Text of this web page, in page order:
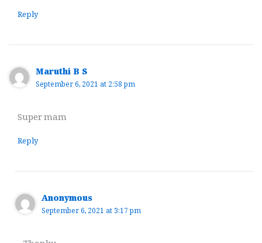
Reply
Maruthi B S
September 6, 2021 at 2:58 pm
Super mam
Reply
Anonymous
September 6, 2021 at 3:17 pm